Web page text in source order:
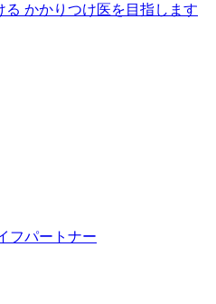
かかりつけ医を目指します
フパートナー